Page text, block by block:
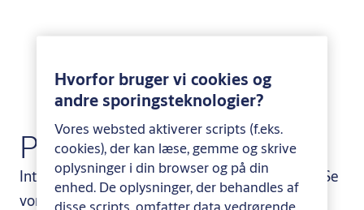
Produkter
Intelligent Care samler jeres behov i ét system. Se
vores store udvalg af alarmer, låse og
Hvorfor bruger vi cookies og
andre sporingsteknologier?
Vores websted aktiverer scripts (f.eks.
cookies), der kan læse, gemme og skrive
oplysninger i din browser og på din
enhed. De oplysninger, der behandles af